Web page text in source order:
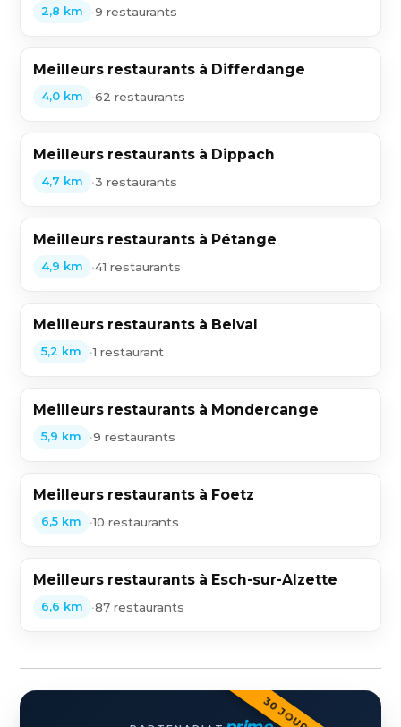
2,8 km •9 restaurants
Meilleurs restaurants à Differdange
4,0 km •62 restaurants
Meilleurs restaurants à Dippach
4,7 km •3 restaurants
Meilleurs restaurants à Pétange
4,9 km •41 restaurants
Meilleurs restaurants à Belval
5,2 km •1 restaurant
Meilleurs restaurants à Mondercange
5,9 km •9 restaurants
Meilleurs restaurants à Foetz
6,5 km •10 restaurants
Meilleurs restaurants à Esch-sur-Alzette
6,6 km •87 restaurants